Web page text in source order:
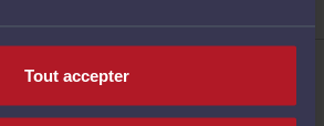
Tout accepter
HENRIO
PIERRE BROSSOLETTE 76600 LE HAVRE
d'appel